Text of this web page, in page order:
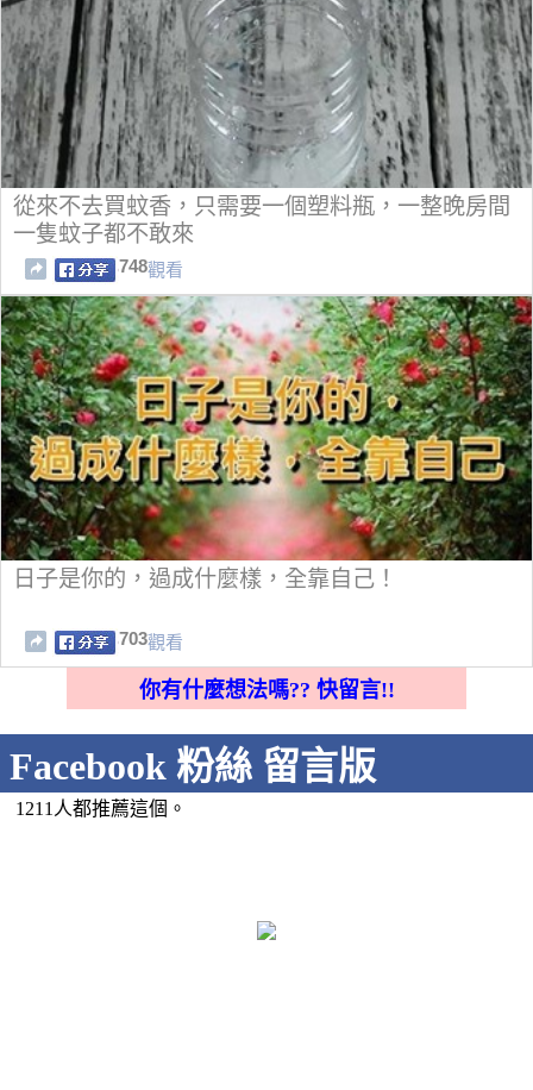
從來不去買蚊香，只需要一個塑料瓶，一整晚房間
一隻蚊子都不敢來
748觀看
日子是你的，過成什麼樣，全靠自己！
703觀看
你有什麼想法嗎?? 快留言!!
Facebook 粉絲 留言版
1211人都推薦這個。